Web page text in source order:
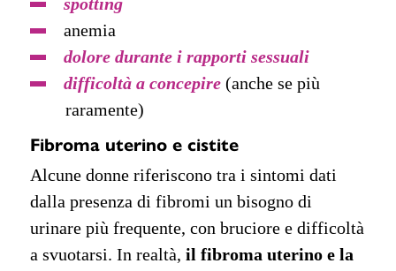
anemia
dolore durante i rapporti sessuali
difficoltà a concepire (anche se più
raramente)
Fibroma uterino e cistite
Alcune donne riferiscono tra i sintomi dati
dalla presenza di fibromi un bisogno di
urinare più frequente, con bruciore e difficoltà
a svuotarsi. In realtà, il fibroma uterino e la